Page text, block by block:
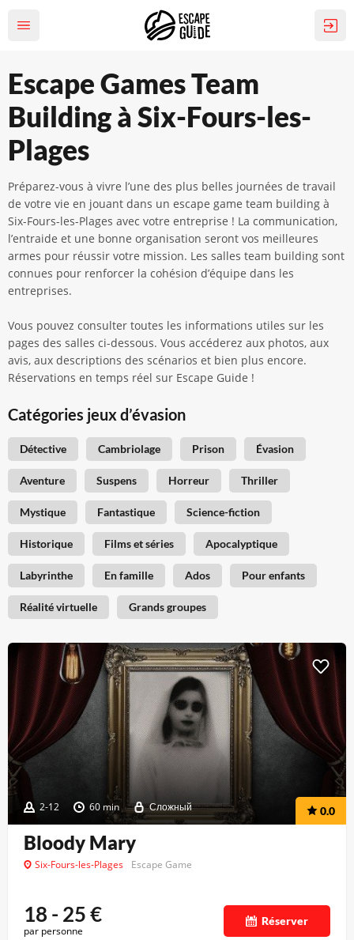
Escape Games Team
Building à Six-Fours-les-
Plages
Préparez-vous à vivre l’une des plus belles journées de travail
de votre vie en jouant dans un escape game team building à
Six-Fours-les-Plages avec votre entreprise ! La communication,
l’entraide et une bonne organisation seront vos meilleures
armes pour réussir votre mission. Les salles team building sont
connues pour renforcer la cohésion d’équipe dans les
entreprises.
Vous pouvez consulter toutes les informations utiles sur les
pages des salles ci-dessous. Vous accéderez aux photos, aux
avis, aux descriptions des scénarios et bien plus encore.
Réservations en temps réel sur Escape Guide !
Catégories jeux d’évasion
Détective Cambriolage Prison Évasion
Aventure Suspens Horreur Thriller
Mystique Fantastique Science-fiction
Historique Films et séries Apocalyptique
Labyrinthe En famille Ados Pour enfants
Réalité virtuelle Grands groupes
2-12 60 min Сложный 0.0
Bloody Mary
Six-Fours-les-Plages Escape Game
18 - 25€
par personne
Réserver